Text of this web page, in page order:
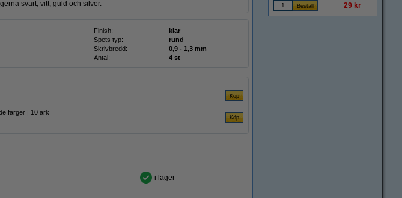
svart, vitt, guld och silver.
Finish:
klar
Spets typ:
rund
Skrivbredd:
0,9 - 1,3 mm
Antal: 4 st
färger | 10 ark
i lager
29 kr